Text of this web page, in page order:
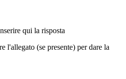
qui la risposta
l'allegato (se presente) per dare la